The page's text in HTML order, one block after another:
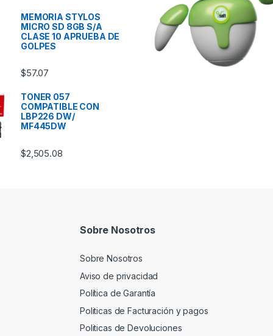
MEMORIA STYLOS
MICRO SD 8GB S/A
CLASE 10 APRUEBA DE
GOLPES
$57.07
TONER 057
COMPATIBLE CON
LBP226 DW/
MF445DW
$2,505.08
Sobre Nosotros
Sobre Nosotros
Aviso de privacidad
Política de Garantía
Politicas de Facturación y pagos
Politicas de Devoluciones